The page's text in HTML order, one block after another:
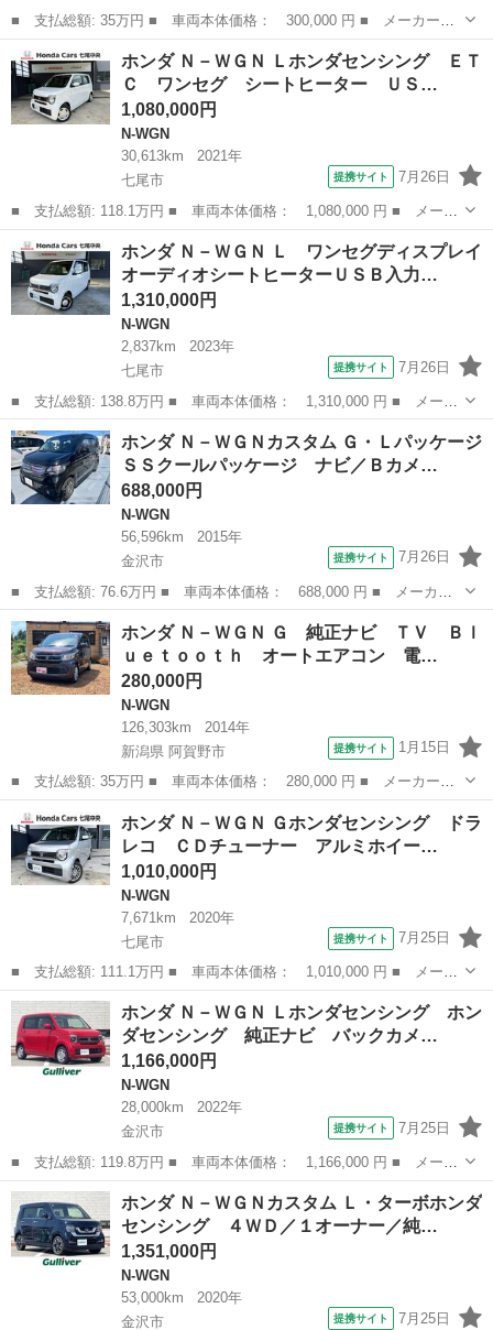
■ 支払総額: 35万円 ■ 車両本体価格： 300,000 円 ■ メーカー
名： ホンダ ■ 車種名： Ｎ－ＷＧＮ ■ グレード名： Ｇ・Ａパ
ッケージ ■ 排気量： 660cc ■ ドア枚数： 5D ■ ミッション：
C...
石川 加賀市 N-WGN
ホンダ Ｎ－ＷＧＮ Ｌホンダセンシング ＥＴ
Ｃ ワンセグ シートヒーター ＵＳ…
1,080,000円
N-WGN
30,613km
2021年
七尾市
提携サイト 7月26日
■ 支払総額: 118.1万円 ■ 車両本体価格： 1,080,000 円 ■ メーカ
ー名： ホンダ ■ 車種名： Ｎ－ＷＧＮ ■ グレード名： Ｌホン
ダセンシング ＥＴＣ ワンセグ シートヒーター ＵＳＢジャッ
ク フロア...
石川 七尾市 N-WGN
ホンダ Ｎ－ＷＧＮ Ｌ ワンセグディスプレイ
オーディオシートヒーターＵＳＢ入力…
1,310,000円
N-WGN
2,837km
2023年
七尾市
提携サイト 7月26日
■ 支払総額: 138.8万円 ■ 車両本体価格： 1,310,000 円 ■ メーカ
ー名： ホンダ ■ 車種名： Ｎ－ＷＧＮ ■ グレード名： Ｌ ワ
ンセグディスプレイオーディオシートヒーターＵＳＢ入力端子、フロ
アマット...
石川 七尾市 N-WGN
ホンダ Ｎ－ＷＧＮカスタム Ｇ・Ｌパッケージ
ＳＳクールパッケージ ナビ／Ｂカメ…
688,000円
N-WGN
56,596km
2015年
金沢市
提携サイト 7月26日
■ 支払総額: 76.6万円 ■ 車両本体価格： 688,000 円 ■ メーカー
名： ホンダ ■ 車種名： Ｎ－ＷＧＮカスタム ■ グレード名：
Ｇ・ＬパッケージＳＳクールパッケージ ナビ／Ｂカメラ／ドラレコ
前後 ワンオ...
石川 金沢市 N-WGN
ホンダ Ｎ－ＷＧＮ Ｇ 純正ナビ ＴＶ Ｂｌ
ｕｅｔｏｏｔｈ オートエアコン 電…
280,000円
N-WGN
126,303km
2014年
新潟県 阿賀野市
提携サイト 1月15日
■ 支払総額: 35万円 ■ 車両本体価格： 280,000 円 ■ メーカー
名： ホンダ ■ 車種名： Ｎ－ＷＧＮ ■ グレード名： Ｇ 純正
ナビ ＴＶ Ｂｌｕｅｔｏｏｔｈ オートエアコン 電動格納ミラー
■ 排気量： ...
新潟 阿賀野市 N-WGN
ホンダ Ｎ－ＷＧＮ Ｇホンダセンシング ドラ
レコ ＣＤチューナー アルミホイー…
1,010,000円
N-WGN
7,671km
2020年
七尾市
提携サイト 7月25日
■ 支払総額: 111.1万円 ■ 車両本体価格： 1,010,000 円 ■ メーカ
ー名： ホンダ ■ 車種名： Ｎ－ＷＧＮ ■ グレード名： Ｇホン
ダセンシング ドラレコ ＣＤチューナー アルミホイール フロア
マット ...
石川 七尾市 N-WGN
ホンダ Ｎ－ＷＧＮ Ｌホンダセンシング ホン
ダセンシング 純正ナビ バックカメ…
1,166,000円
N-WGN
28,000km
2022年
金沢市
提携サイト 7月25日
■ 支払総額: 119.8万円 ■ 車両本体価格： 1,166,000 円 ■ メーカ
ー名： ホンダ ■ 車種名： Ｎ－ＷＧＮ ■ グレード名： Ｌホン
ダセンシング ホンダセンシング 純正ナビ バックカメラ アダプ
ティブク...
石川 金沢市 N-WGN
ホンダ Ｎ－ＷＧＮカスタム Ｌ・ターボホンダ
センシング ４ＷＤ／１オーナー／純…
1,351,000円
N-WGN
53,000km
2020年
金沢市
提携サイト 7月25日